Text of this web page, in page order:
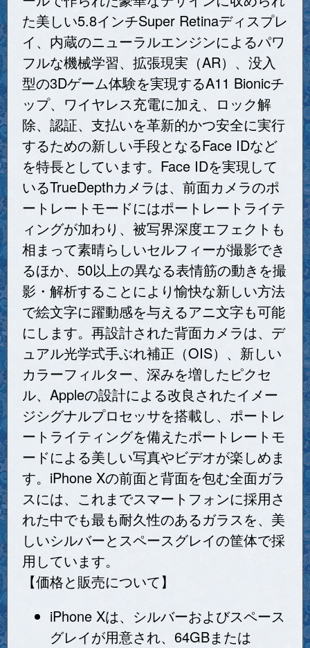
た美しい5.8インチSuper Retinaディスプレ
イ、内蔵のニューラルエンジンによるパワ
フルな機械学習、拡張現実（AR）、没入
型の3Dゲーム体験を実現するA11 Bionicチ
ップ、ワイヤレス充電に加え、ロック解
除、認証、支払いを革新的かつ安全に実行
するための新しい手段となるFace IDなど
を特長としています。Face IDを実現して
いるTrueDepthカメラは、前面カメラのポ
ートレートモードにはポートレートライテ
ィングが加わり、被写界深度エフェクトも
相まって素晴らしいセルフィーが撮影でき
るほか、50以上の異なる表情筋の動きを撮
影・解析することにより愉快な新しい方法
で絵文字に躍動感を与えるアニ文字も可能
にします。再設計された背面カメラは、デ
ュアル光学式手ぶれ補正（OIS）、新しい
カラーフィルター、深みを増したピクセ
ル、Appleの設計による改良されたイメー
ジシグナルプロセッサを搭載し、ポートレ
ートライティングを備えたポートレートモ
ードによる美しい写真やビデオが楽しめま
す。iPhone Xの前面と背面を包む全面ガラ
スには、これまでスマートフォンに採用さ
れた中でも最も耐久性のあるガラスを、美
しいシルバーとスペースグレイの筐体で採
用しています。
【価格と販売について】
iPhone Xは、シルバーおよびスペース
グレイが用意され、64GBまたは